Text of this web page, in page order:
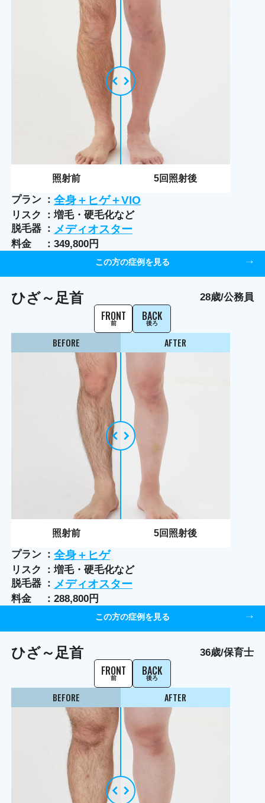
プラン 全身＋ヒゲ＋VIO
リスク
増毛・硬毛化など
脱毛器
メディオスター
料金 349,800円
この方の症例を見る
照射前 5回照射後
ひざ～足首 28歳/公務員
FRONT
前
BACK
後ろ
プラン 全身＋ヒゲ
リスク
増毛・硬毛化など
脱毛器
メディオスター
料金 288,800円
この方の症例を見る
BEFORE AFTER
照射前 5回照射後
ひざ～足首 36歳/保育士
FRONT
前
BACK
後ろ
BEFORE AFTER